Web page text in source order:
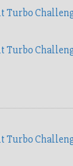
Turbo
Turbo
Turbo